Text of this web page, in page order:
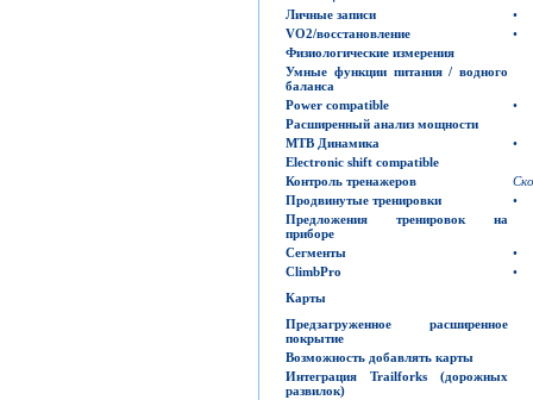
Личные записи
•
VO2/восстановление
•
Физиологические измерения
Умные функции питания / водного
баланса
Power compatible
•
Расширенный анализ мощности
MTB Динамика
•
Electronic shift compatible
Контроль тренажеров
Продвинутые тренировки
•
Предложения тренировок на
приборе
Сегменты
•
ClimbPro
•
Карты
Предзагруженное расширенное
покрытие
Возможность добавлять карты
Интеграция Trailforks
(дорожных
развилок)